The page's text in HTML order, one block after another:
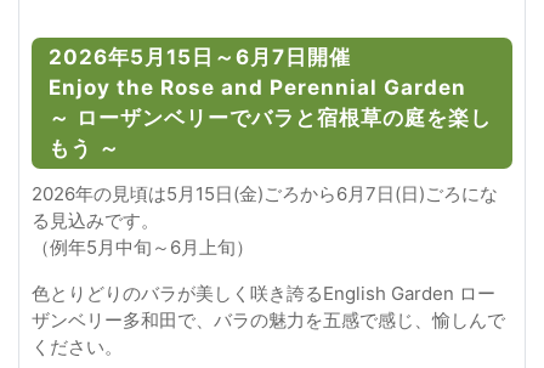
2026年5月15日～6月7日開催
Enjoy the Rose and Perennial Garden
～ ローザンベリーでバラと宿根草の庭を楽し
もう ～
2026年の見頃は5月15日(金)ごろから6月7日(日)ごろにな
る見込みです。
（例年5月中旬～6月上旬）
色とりどりのバラが美しく咲き誇るEnglish Garden ロー
ザンベリー多和田で、バラの魅力を五感で感じ、愉しんで
ください。